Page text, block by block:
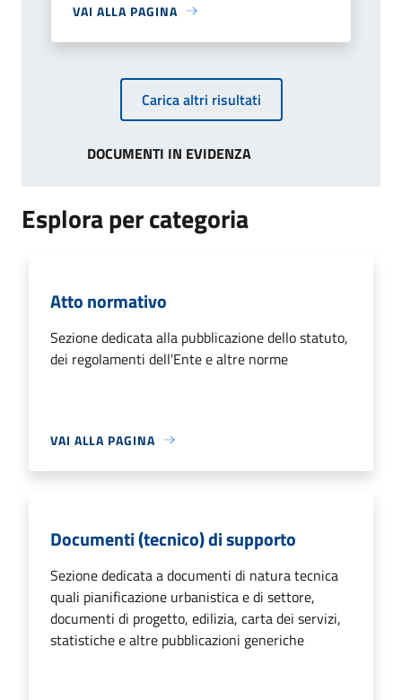
VAI ALLA PAGINA
Carica altri risultati
DOCUMENTI IN EVIDENZA
Esplora per categoria
Atto normativo
Sezione dedicata alla pubblicazione dello statuto,
dei regolamenti dell'Ente e altre norme
VAI ALLA PAGINA
Documenti (tecnico) di supporto
Sezione dedicata a documenti di natura tecnica
quali pianificazione urbanistica e di settore,
documenti di progetto, edilizia, carta dei servizi,
statistiche e altre pubblicazioni generiche